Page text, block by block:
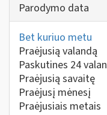
Parodymo data
Bet kuriuo metu
Praėjusią valandą
Paskutines 24
Praėjusią savaitę
Praėjusį mėnesį
Praėjusiais metais